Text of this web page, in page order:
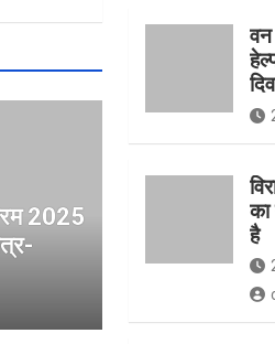
2025
वन
का
है